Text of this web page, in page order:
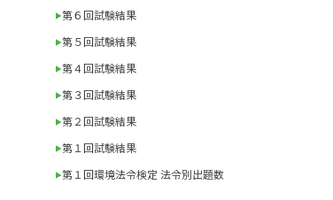
第６回試験結果
第５回試験結果
第４回試験結果
第３回試験結果
第２回試験結果
第１回試験結果
第１回環境法令検定 法令別出題数